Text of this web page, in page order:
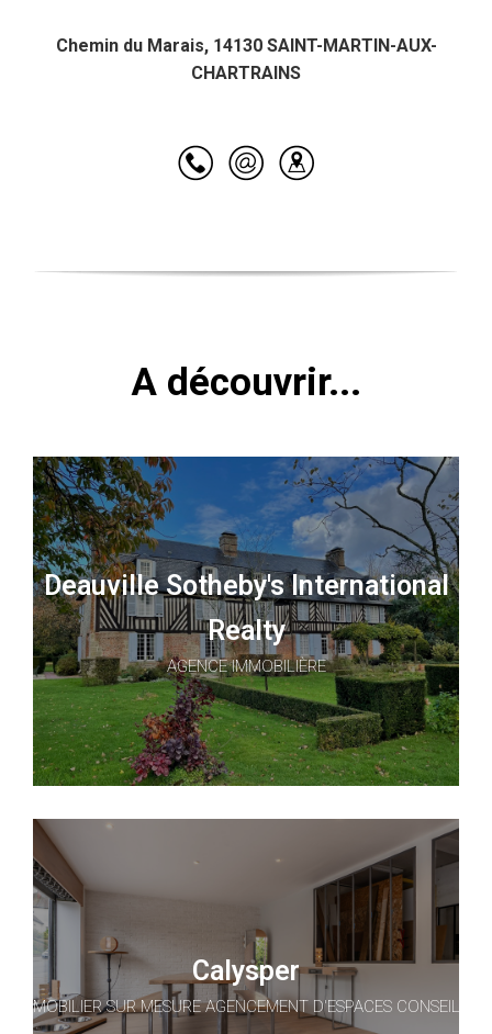
Chemin du Marais, 14130 SAINT-MARTIN-AUX-
CHARTRAINS
A découvrir...
Deauville Sotheby's International
Realty
AGENCE IMMOBILIÈRE
Calysper
MOBILIER SUR MESURE AGENCEMENT D'ESPACES CONSEIL